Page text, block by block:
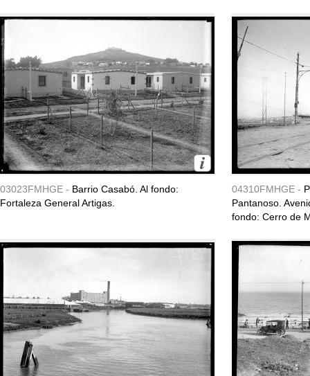
03023FMHGE - Barrio Casabó. Al fondo:
Fortaleza General Artigas.
04310FMHGE -
Pantanoso.
fondo: Cerro de